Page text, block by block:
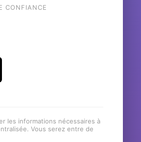
CONFIANCE
les informations nécessaires à
Vous serez entre de